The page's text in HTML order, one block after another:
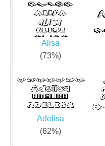
Alisa
(73%)
Adelisa
(62%)